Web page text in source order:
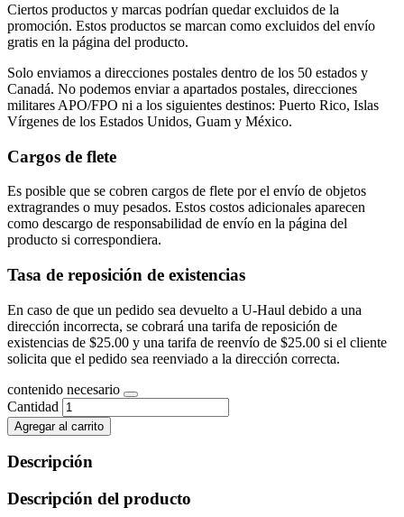
Ciertos productos y marcas podrían quedar excluidos de la
promoción. Estos productos se marcan como excluidos del envío
gratis en la página del producto.
Solo enviamos a direcciones postales dentro de los 50 estados y
Canadá. No podemos enviar a apartados postales, direcciones
militares APO/FPO ni a los siguientes destinos: Puerto Rico, Islas
Vírgenes de los Estados Unidos, Guam y México.
Cargos de flete
Es posible que se cobren cargos de flete por el envío de objetos
extragrandes o muy pesados. Estos costos adicionales aparecen
como descargo de responsabilidad de envío en la página del
producto si correspondiera.
Tasa de reposición de existencias
En caso de que un pedido sea devuelto a U-Haul debido a una
dirección incorrecta, se cobrará una tarifa de reposición de
existencias de $25.00 y una tarifa de reenvío de $25.00 si el cliente
solicita que el pedido sea reenviado a la dirección correcta.
contenido necesario
Cantidad
Agregar al carrito
Descripción
Descripción del producto